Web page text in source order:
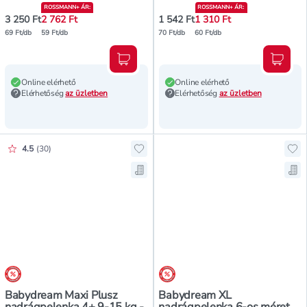
3 250 Ft
69 Ft/db
ROSSMANN+ ÁR:
2 762 Ft
59 Ft/db
Online elérhető
Elérhetőségaz üzletben
Kosárba teszem
1 542 Ft
70 Ft/db
ROSSMANN+ ÁR:
1 310 Ft
60 Ft/db
Online elérhető
Elérhetőség az üzletben
árréscsökkentés
Babydream Maxi Plusz
Értékelés pontszáma:
4.5 (30)
Hozzáadás a kedvencekhez,
Mentés a bevásárló listára,
árréscsökkentés
Babydream XL